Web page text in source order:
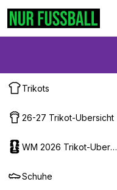
Trikots
26-27 Trikot-Ubersicht
WM 2026 Trikot-Ubersicht
Schuhe